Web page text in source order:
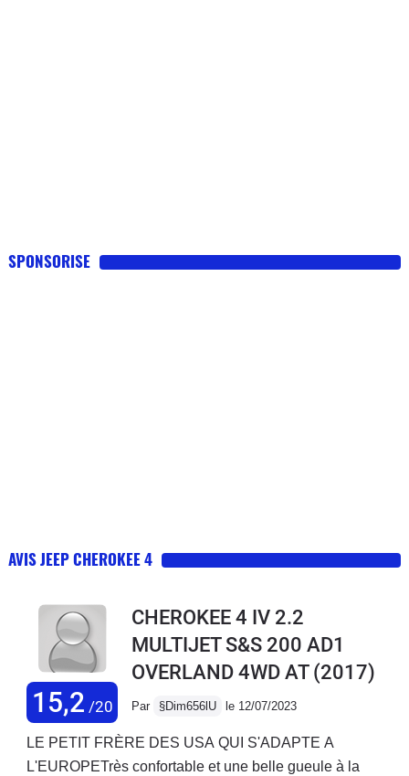
SPONSORISE
AVIS JEEP CHEROKEE 4
15,2 /20
CHEROKEE 4 IV 2.2
MULTIJET S&S 200 AD1
OVERLAND 4WD AT(2017)
Par §Dim656lU le 12/07/2023
LE PETIT FRÈRE DES USA QUI S'ADAPTE A
L'EUROPETrès confortable et une belle gueule à la